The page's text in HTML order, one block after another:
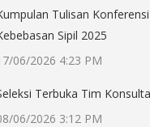
Tulisan
Sipil 2025
06/2026 4:23 PM
Terbuka Tim
06/2026 3:12 PM